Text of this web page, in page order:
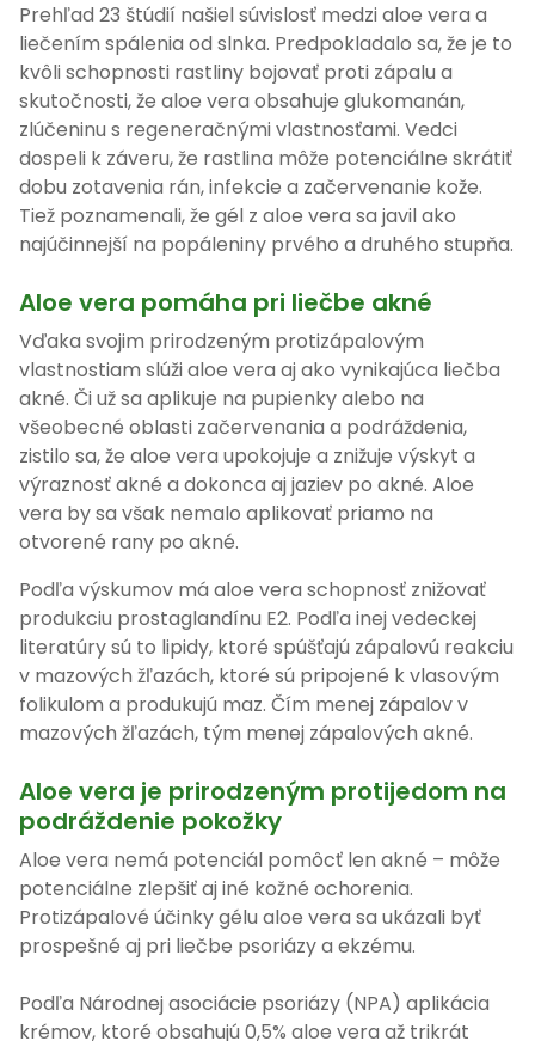
Prehľad 23 štúdií našiel súvislosť medzi aloe vera a
liečením spálenia od slnka. Predpokladalo sa, že je to
kvôli schopnosti rastliny bojovať proti zápalu a
skutočnosti, že aloe vera obsahuje glukomanán,
zlúčeninu s regeneračnými vlastnosťami. Vedci
dospeli k záveru, že rastlina môže potenciálne skrátiť
dobu zotavenia rán, infekcie a začervenanie kože.
Tiež poznamenali, že gél z aloe vera sa javil ako
najúčinnejší na popáleniny prvého a druhého stupňa.
Aloe vera pomáha pri liečbe akné
Vďaka svojim prirodzeným protizápalovým
vlastnostiam slúži aloe vera aj ako vynikajúca liečba
akné. Či už sa aplikuje na pupienky alebo na
všeobecné oblasti začervenania a podráždenia,
zistilo sa, že aloe vera upokojuje a znižuje výskyt a
výraznosť akné a dokonca aj jaziev po akné. Aloe
vera by sa však nemalo aplikovať priamo na
otvorené rany po akné.
Podľa výskumov má aloe vera schopnosť znižovať
produkciu prostaglandínu E2. Podľa inej vedeckej
literatúry sú to lipidy, ktoré spúšťajú zápalovú reakciu
v mazových žľazách, ktoré sú pripojené k vlasovým
folikulom a produkujú maz. Čím menej zápalov v
mazových žľazách, tým menej zápalových akné.
Aloe vera je prirodzeným protijedom na
podráždenie pokožky
Aloe vera nemá potenciál pomôcť len akné – môže
potenciálne zlepšiť aj iné kožné ochorenia.
Protizápalové účinky gélu aloe vera sa ukázali byť
prospešné aj pri liečbe psoriázy a ekzému.
Podľa Národnej asociácie psoriázy (NPA) aplikácia
krémov, ktoré obsahujú 0,5% aloe vera až trikrát